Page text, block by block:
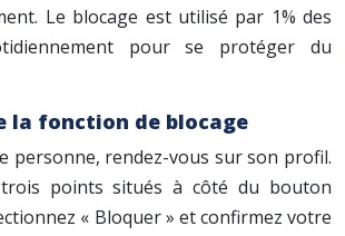
Le blocage est utilisé par 1% des
pour se protéger du
la fonction de blocage
personne, rendez-vous sur son profil.
points situés à côté du bouton
« Bloquer » et confirmez votre